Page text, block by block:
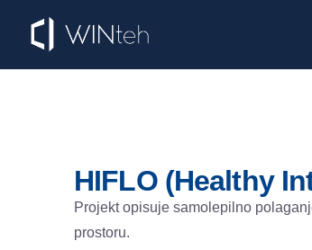
HIFLO (Healthy
Projekt opisuje samolepilno
prostoru.